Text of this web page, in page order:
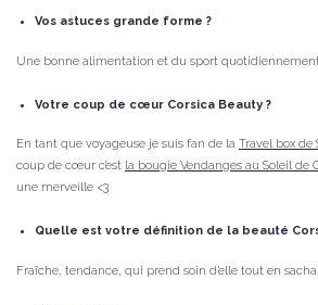
Vos astuces grande forme ?
Une bonne alimentation et du sport quotidiennement.
Votre coup de cœur Corsica Beauty ?
En tant que voyageuse je suis fan de la Travel box de
coup de cœur c’est la bougie Vendanges au Soleil de
une merveille <3
Quelle est votre définition de la beauté
Fraîche, tendance, qui prend soin d’elle tout en